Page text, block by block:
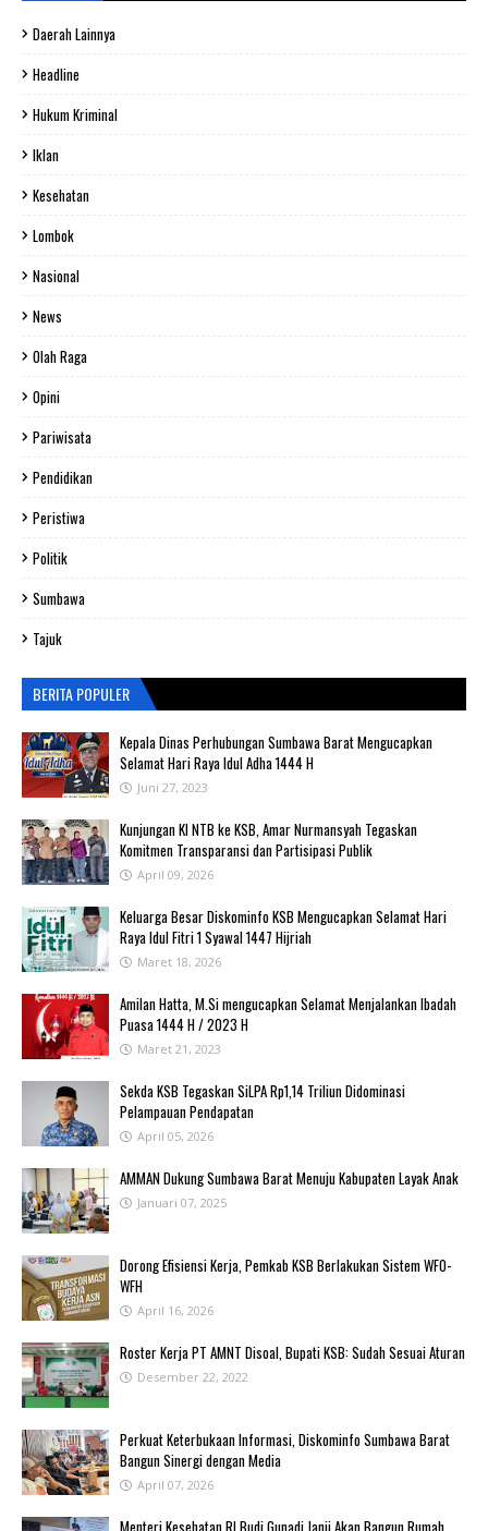
Daerah Lainnya
Headline
Hukum Kriminal
Iklan
Kesehatan
Lombok
Nasional
News
Olah Raga
Opini
Pariwisata
Pendidikan
Peristiwa
Politik
Sumbawa
Tajuk
BERITA POPULER
Kepala Dinas Perhubungan Sumbawa Barat Mengucapkan
Selamat Hari Raya Idul Adha 1444 H
Juni 27, 2023
Kunjungan KI NTB ke KSB, Amar Nurmansyah Tegaskan
Komitmen Transparansi dan Partisipasi Publik
April 09, 2026
Keluarga Besar Diskominfo KSB Mengucapkan Selamat Hari
Raya Idul Fitri 1 Syawal 1447 Hijriah
Maret 18, 2026
Amilan Hatta, M.Si mengucapkan Selamat Menjalankan Ibadah
Puasa 1444 H / 2023 H
Maret 21, 2023
Sekda KSB Tegaskan SiLPA Rp1,14 Triliun Didominasi
Pelampauan Pendapatan
April 05, 2026
AMMAN Dukung Sumbawa Barat Menuju Kabupaten Layak Anak
Januari 07, 2025
‎Dorong Efisiensi Kerja, Pemkab KSB Berlakukan Sistem WFO-
WFH ‎
April 16, 2026
Roster Kerja PT AMNT Disoal, Bupati KSB: Sudah Sesuai Aturan
Desember 22, 2022
Perkuat Keterbukaan Informasi, Diskominfo Sumbawa Barat
Bangun Sinergi dengan Media
April 07, 2026